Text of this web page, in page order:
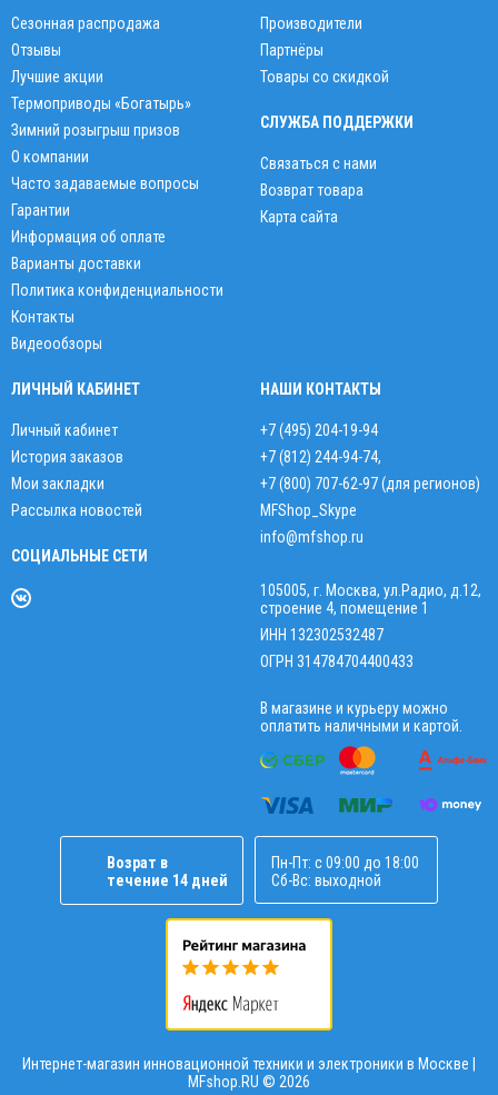
Сезонная распродажа
Отзывы
Лучшие акции
Термоприводы «Богатырь»
Зимний розыгрыш призов
О компании
Часто задаваемые вопросы
Гарантии
Информация об оплате
Варианты доставки
Политика конфиденциальности
Контакты
Видеообзоры
Производители
Партнёры
Товары со скидкой
СЛУЖБА ПОДДЕРЖКИ
Связаться с нами
Возврат товара
Карта сайта
ЛИЧНЫЙ КАБИНЕТ
Личный кабинет
История заказов
Мои закладки
Рассылка новостей
СОЦИАЛЬНЫЕ СЕТИ
НАШИ КОНТАКТЫ
+7 (495) 204-19-94
+7 (812) 244-94-74,
+7 (800) 707-62-97 (для регионов)
MFShop_Skype
info@mfshop.ru
105005, г. Москва, ул.Радио, д.12,
строение 4, помещение 1
ИНН 132302532487
ОГРН 314784704400433
В магазине и курьеру можно
оплатить наличными и картой.
Возрат в
течение 14 дней
Пн-Пт: с 09:00 до 18:00
Сб-Вс: выходной
Интернет-магазин инновационной техники и электроники в Москве |
MFshop.RU © 2026